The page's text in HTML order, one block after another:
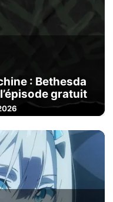
: Bethesda
gratuit